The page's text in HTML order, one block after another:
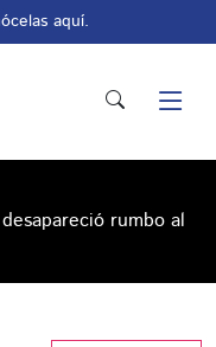
aquí.
rumbo al